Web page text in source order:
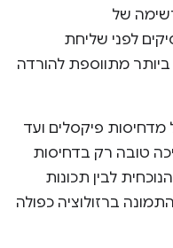
של
לפני שליחת
מתווספת להורדה
פיקסלים ועד
רק בדחיסות
לבין תכונות
ברזולוציה כפולה